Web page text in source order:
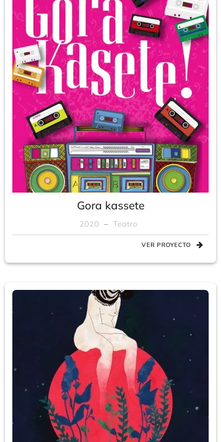
Gora kassete
2020 – Teatro
VER PROYECTO